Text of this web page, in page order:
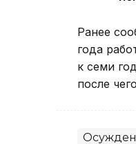
Ранее
года
к семи
после